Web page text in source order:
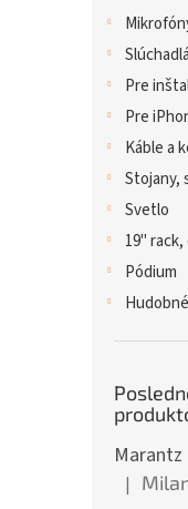
Pre
Pre
Káble a
Stojany,
Svetlo
19" rack,
Pódium
Marantz
|